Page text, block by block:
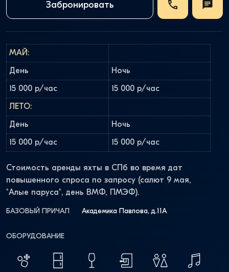
Забронировать
МАЙ:
День Ночь
15 000 р/час 15 000 р/час
ЛЕТО:
День Ночь
15 000 р/час 15 000 р/час
Стоимость аренды яхты в СПб во время дат
повышенного спроса по запросу (салют 9 мая,
"Алые паруса", день ВМФ, ПМЭФ).
БАЗОВЫЙ ПРИЧАЛ Академика Павлова, д.11А
ОБОРУДОВАНИЕ